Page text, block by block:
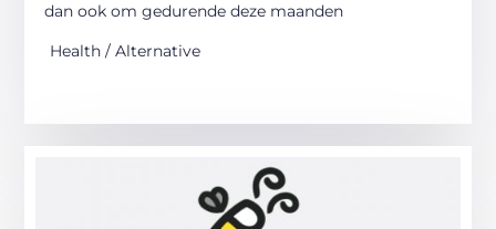
dan ook om gedurende deze maanden
Health / Alternative